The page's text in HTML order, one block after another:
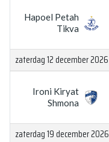
Hapoel Petah
Tikva
zaterdag 12 december 2026
Ironi Kiryat
Shmona
zaterdag 19 december 2026